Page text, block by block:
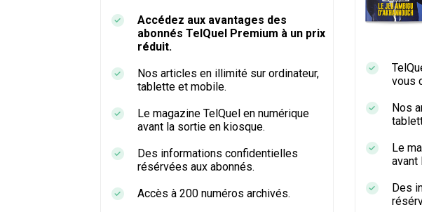
Accédez aux avantages des
abonnés TelQuel Premium à un prix
réduit.
Nos articles en illimité sur ordinateur,
tablette et mobile.
Le magazine TelQuel en numérique
avant la sortie en kiosque.
Des informations confidentielles
résérvées aux abonnés.
Accès à 200 numéros archivés.
vous
Nos
Le
avant
Des